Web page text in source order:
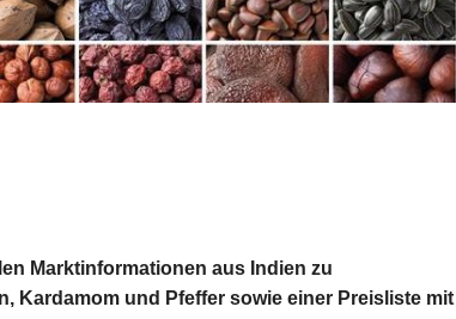
Marktinformationen aus Indien zu
Kardamom und Pfeffer sowie einer Preisliste mit